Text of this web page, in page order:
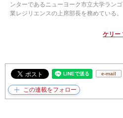
ンターであるニューヨーク市立大学ラン
業レジリエンスの上席部長を務めている。
ケリー
e-mail